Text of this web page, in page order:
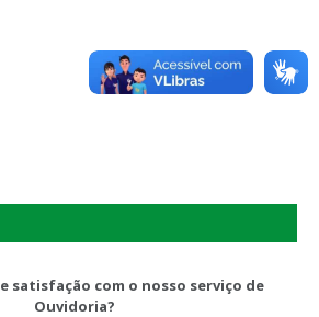
satisfação com o nosso serviço de
Ouvidoria?